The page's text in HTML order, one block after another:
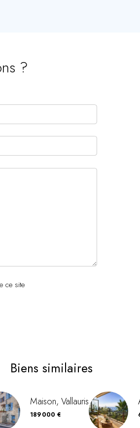
?
ce site
Biens similaires
Maison, Vallauris
189 000 €